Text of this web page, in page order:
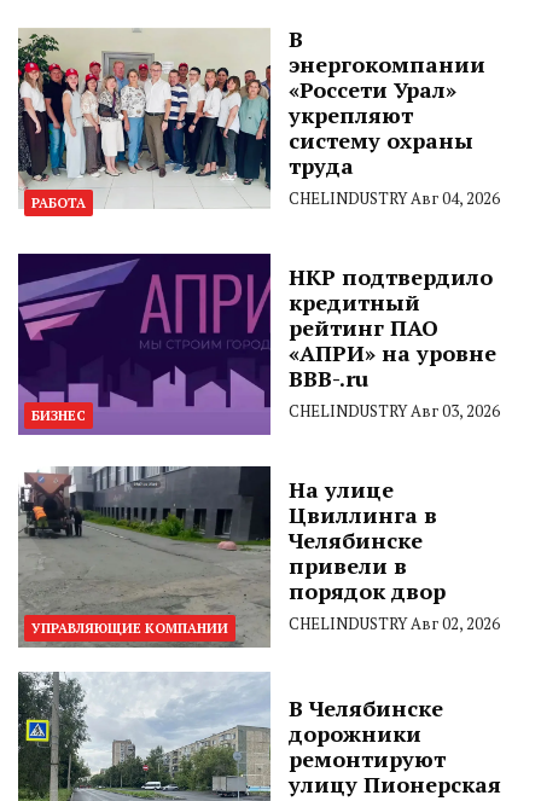
РАБОТА
В
энергокомпании
«Россети Урал»
укрепляют
систему охраны
труда
CHELINDUSTRYАвг 04, 2026
БИЗНЕС
НКР подтвердило
кредитный
рейтинг ПАО
«АПРИ» на уровне
BBB-.ru
CHELINDUSTRYАвг 03, 2026
УПРАВЛЯЮЩИЕ КОМПАНИИ
На улице
Цвиллинга в
Челябинске
привели в
порядок двор
CHELINDUSTRYАвг 02, 2026
В Челябинске
дорожники
ремонтируют
улицу Пионерская